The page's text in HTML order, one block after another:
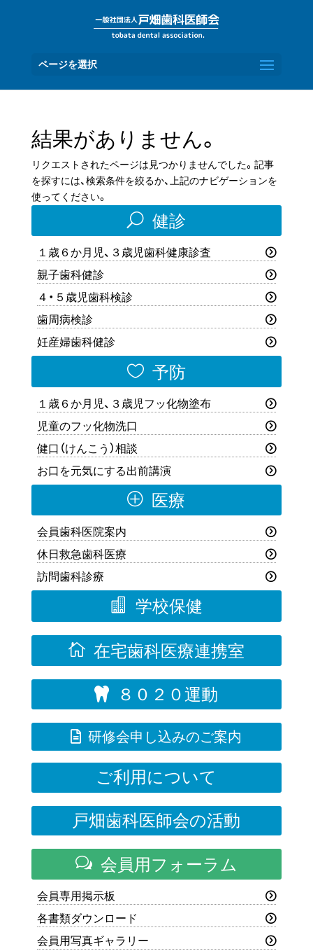
ページを選択
結果がありません。
リクエストされたページは見つかりませんでした。記事
を探すには、検索条件を絞るか、上記のナビゲーションを
使ってください。
U 健診
１歳６か月児、３歳児歯科健康診査
親子歯科健診
４・５歳児歯科検診
歯周病検診
妊産婦歯科健診
 予防
１歳６か月児、３歳児フッ化物塗布
児童のフッ化物洗口
健口（けんこう）相談
お口を元気にする出前講演
P 医療
会員歯科医院案内
休日救急歯科医療
訪問歯科診療
 学校保健
 在宅歯科医療連携室
 ８０２０運動
 研修会申し込みのご案内
ご利用について
戸畑歯科医師会の活動
w 会員用フォーラム
会員専用掲示板
各書類ダウンロード
会員用写真ギャラリー